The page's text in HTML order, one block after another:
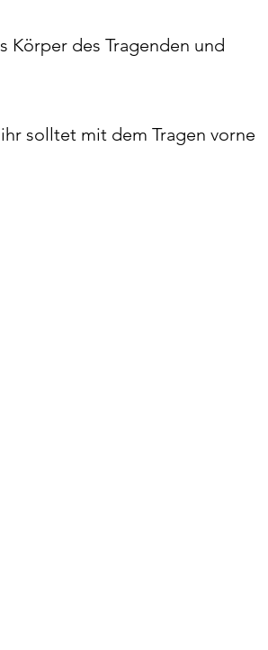
Körper des Tragenden und
solltet mit dem Tragen vorne